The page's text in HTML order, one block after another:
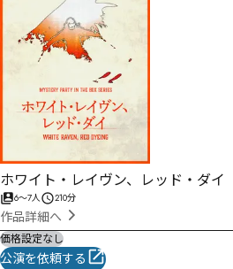
ホワイト・レイヴン、レッド・ダイ
6〜7人 210分
作品詳細へ
価格設定なし
公演を依頼する